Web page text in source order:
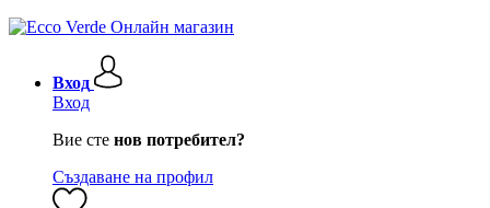
Вход
Вход
Вие сте нов потребител?
Създаване на профил